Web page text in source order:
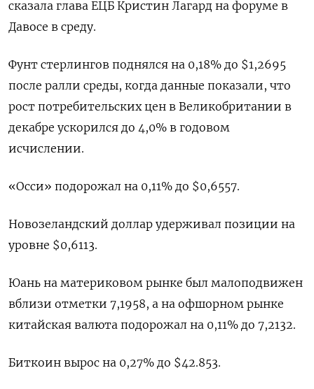
сказала глава ЕЦБ Кристин Лагард на форуме в
Давосе в среду.
Фунт стерлингов поднялся на 0,18% до $1,2695​
после ралли среды, когда данные показали, что
рост потребительских цен в Великобритании в
декабре ускорился до 4,0% в годовом
исчислении.
«Осси» подорожал на 0,11% до $0,6557​.
Новозеландский доллар удерживал позиции на
уровне $0,6113​.
Юань на материковом рынке был малоподвижен
вблизи отметки 7,1958​, а на офшорном рынке
китайская валюта подорожал на 0,11% до 7,2132.
Биткоин вырос на 0,27% до $42.853.